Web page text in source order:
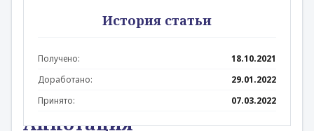
Аннотация
История статьи
Получено:
18.10.2021
Доработано:
29.01.2022
Принято:
07.03.2022